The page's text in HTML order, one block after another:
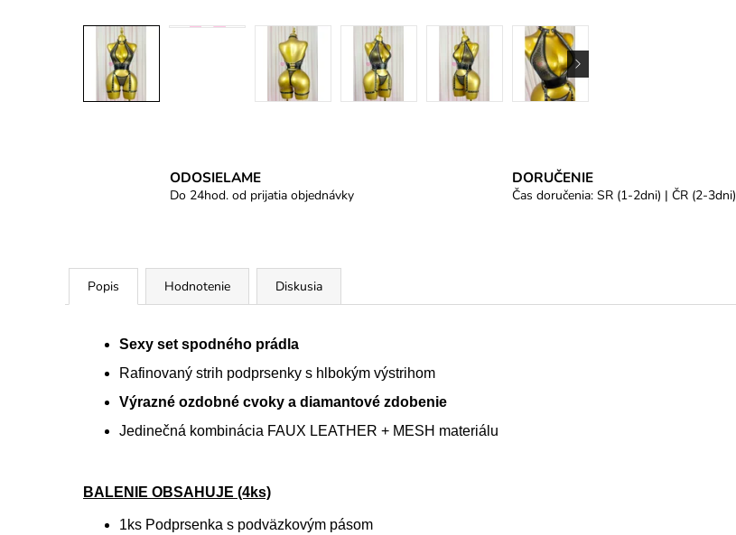
ODOSIELAME
Do 24hod. od prijatia objednávky
DORUČENIE
Čas doručenia: SR (1-2dni) | ČR (2-3dni)
Popis Hodnotenie Diskusia
Sexy set spodného prádla
Rafinovaný strih podprsenky s hlbokým výstrihom
Výrazné ozdobné cvoky a diamantové zdobenie
Jedinečná kombinácia FAUX LEATHER + MESH materiálu
BALENIE OBSAHUJE (4ks)
1ks Podprsenka s podväzkovým pásom